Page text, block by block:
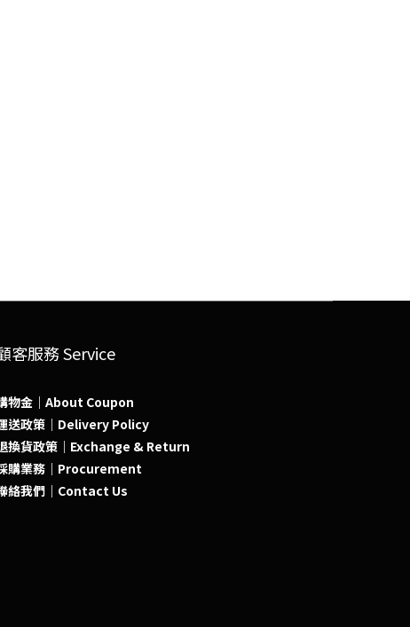
客服務 Service
物金｜About Coupon
送政策｜Delivery Policy
換貨政策｜Exchange & Return
購業務｜Procurement
絡我們｜Contact Us